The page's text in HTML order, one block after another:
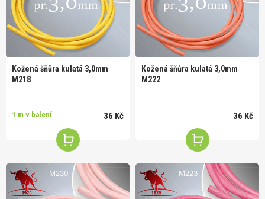
Kožená šňůra kulatá 3,0mm
M218
1 m v balení 36 Kč
Kožená šňůra kulatá 3,0mm
M222
36 Kč